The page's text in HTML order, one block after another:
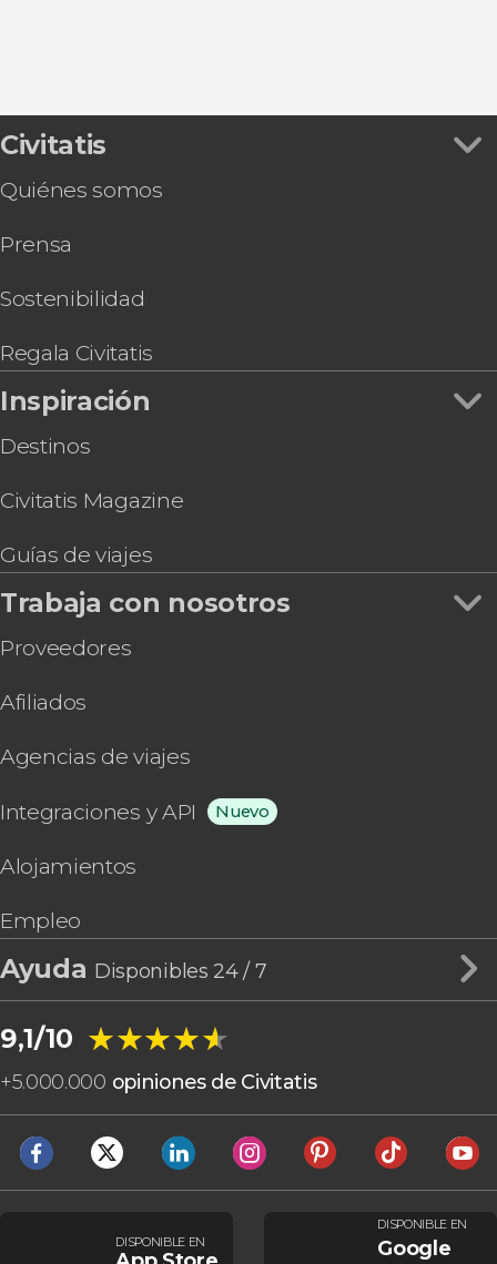
Civitatis
Quiénes somos
Prensa
Sostenibilidad
Regala Civitatis
Inspiración
Destinos
Civitatis Magazine
Guías de viajes
Trabaja con nosotros
Proveedores
Afiliados
Agencias de viajes
Integraciones y API Nuevo
Alojamientos
Empleo
Ayuda Disponibles 24 / 7
9,1/10 ★★★★★
★★★★★
+5.000.000 opiniones de Civitatis
DISPONIBLE EN
DISPONIBLE EN
Google